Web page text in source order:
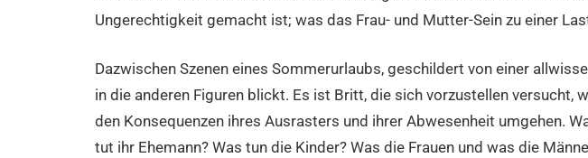
Ungerechtigkeit gemacht ist; was das Frau- und Mutter-Sein zu einer
Dazwischen Szenen eines Sommerurlaubs, geschildert von einer
in die anderen Figuren blickt. Es ist Britt, die sich vorzustellen versucht,
den Konsequenzen ihres Ausrasters und ihrer Abwesenheit umgehen.
tut ihr Ehemann? Was tun die Kinder? Was die Frauen und was die